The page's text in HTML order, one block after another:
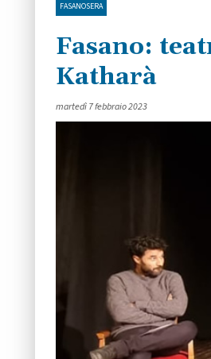
FASANOSERA
Fasano:
Katharà
martedì 7 febbraio 2023